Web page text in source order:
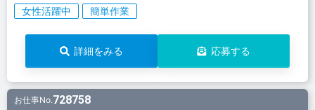
女性活躍中
簡単作業
詳細をみる 応募する
お仕事No.728758